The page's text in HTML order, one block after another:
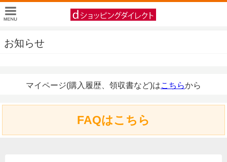
お知らせ
マイページ(購入履歴、領収書など)はこちらから
FAQはこちら